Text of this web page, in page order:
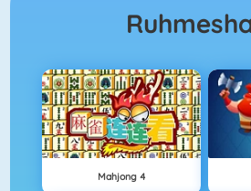
Mahjong 4